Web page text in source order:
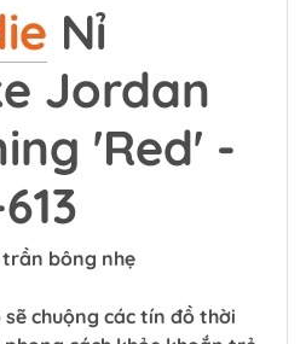
Nỉ
Jordan
'Red' -
trần bông nhẹ
sẽ chuộng các tín đồ thời